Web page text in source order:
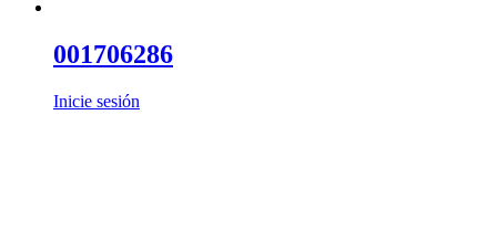
001706286
Inicie sesión